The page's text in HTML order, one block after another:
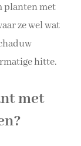
planten met
ze wel wat
hitte.
met